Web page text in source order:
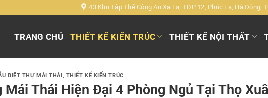
43 Khu Tập Thể Công An Xa La, TDP 12, Phúc La, Hà Đông,
TRANG CHỦ THIẾT KẾ KIẾN TRÚC THIẾT KẾ NỘI THẤT
BIỆT THỰ MÁI THÁI, THIẾT KẾ KIẾN TRÚC
Thái Hiện Đại 4 Phòng Ngủ Tại Thọ